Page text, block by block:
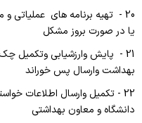
تست ورزش
اکوکاردیوگرافی
شیمی درمانی
آزمایشگاه تشخیص طبی
20 - تهیه برنامه های
یا در صورت بروز مشکل
21 - پایش وارزشیابی وتکمیل
بهداشت وارسال پس خوراند
22 - تکمیل وارسال اطلاعات
دانشگاه و معاون بهداشتی